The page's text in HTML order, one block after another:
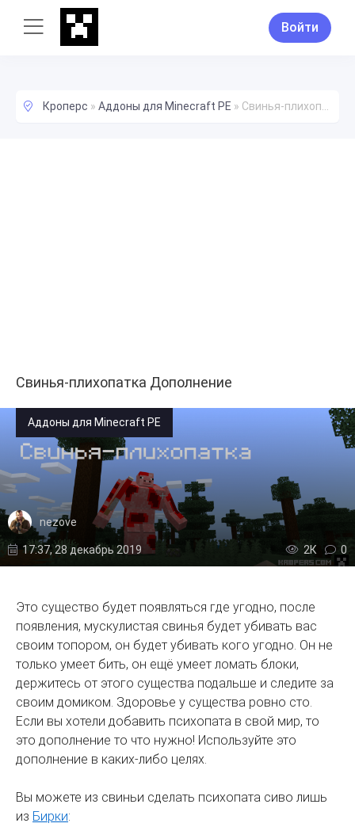
Войти
Кроперс » Аддоны для Minecraft PE » Свинья-плихопатка Дополнение
Свинья-плихопатка Дополнение
Аддоны для Minecraft PE
nezove
17:37, 28 декабрь 2019 2К 0
Это существо будет появляться где угодно, после
появления, мускулистая свинья будет убивать вас
своим топором, он будет убивать кого угодно. Он не
только умеет бить, он ещё умеет ломать блоки,
держитесь от этого существа подальше и следите за
своим домиком. Здоровье у существа ровно сто.
Если вы хотели добавить психопата в свой мир, то
это дополнение то что нужно! Используйте это
дополнение в каких-либо целях.
Вы можете из свиньи сделать психопата сиво лишь
из Бирки: